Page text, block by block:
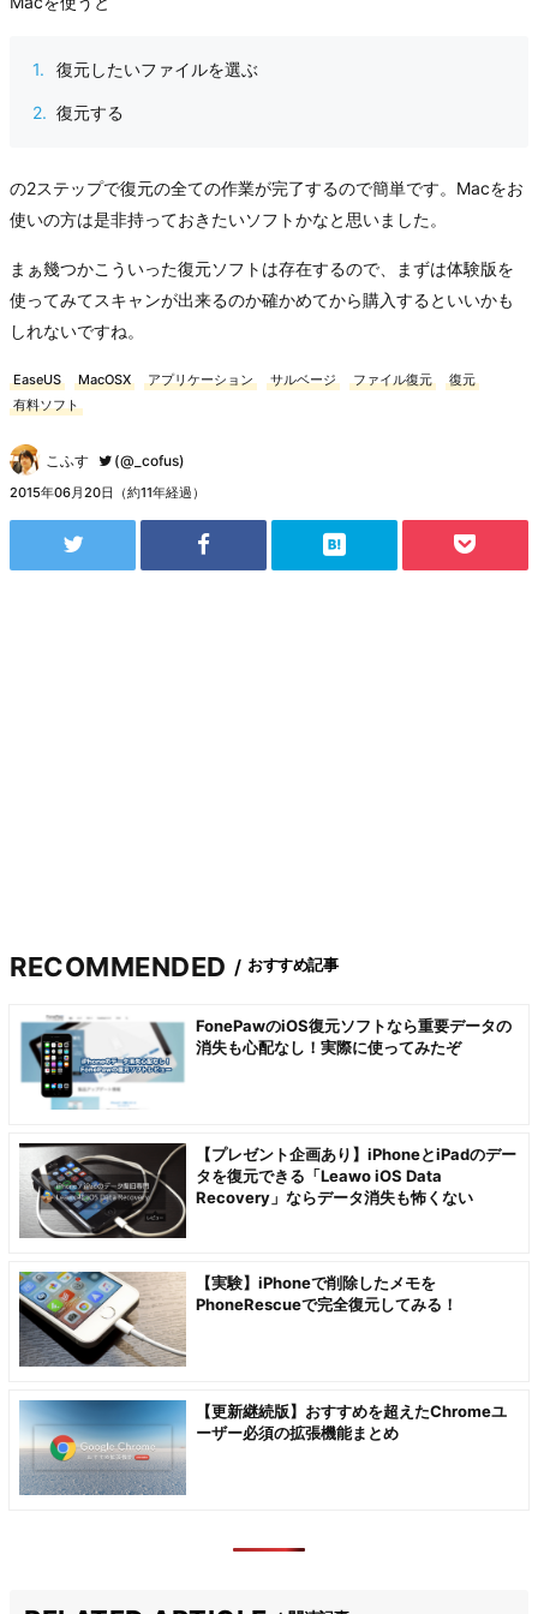
復元したいファイルを選ぶ
復元する
の2ステップで復元の全ての作業が完了するので簡単です。Macをお
使いの方は是非持っておきたいソフトかなと思いました。
まぁ幾つかこういった復元ソフトは存在するので、まずは体験版を
使ってみてスキャンが出来るのか確かめてから購入するといいかも
しれないですね。
EaseUS MacOSX アプリケーション サルベージ ファイル復元
復元
有料ソフト
こふす (@_cofus)
2015年06月20日（約11年経過）
RECOMMENDED おすすめ記事
FonePawのiOS復元ソフトなら重要データの
消失も心配なし！実際に使ってみたぞ
【プレゼント企画あり】iPhoneとiPadのデー
タを復元できる「Leawo iOS Data
Recovery」ならデータ消失も怖くない
【実験】iPhoneで削除したメモを
PhoneRescueで完全復元してみる！
【更新継続版】おすすめを超えたChromeユ
ーザー必須の拡張機能まとめ